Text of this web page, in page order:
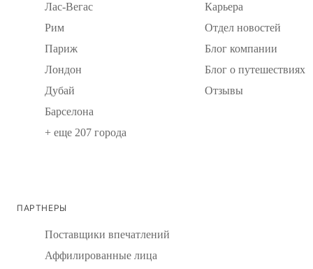
Лас-Вегас
Рим
Париж
Лондон
Дубай
Барселона
+ еще 207 города
Карьера
Отдел новостей
Блог компании
Блог о путешествиях
Отзывы
ПАРТНЕРЫ
Поставщики впечатлений
Аффилированные лица